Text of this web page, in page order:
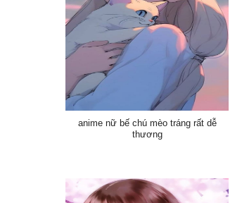
anime nữ bế chú mèo tráng rất dễ
thương